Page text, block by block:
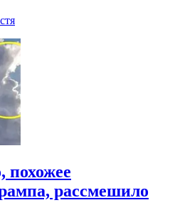
похожее
рассмешило